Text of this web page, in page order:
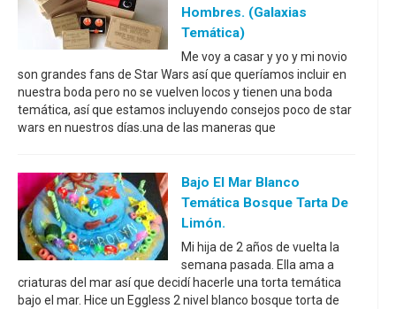
Hombres. (galaxias
Temática)
Me voy a casar y yo y mi novio
son grandes fans de Star Wars así que queríamos incluir en
nuestra boda pero no se vuelven locos y tienen una boda
temática, así que estamos incluyendo consejos poco de star
wars en nuestros días.una de las maneras que
Bajo El Mar Blanco
Temática Bosque Tarta De
Limón.
Mi hija de 2 años de vuelta la
semana pasada. Ella ama a
criaturas del mar así que decidí hacerle una torta temática
bajo el mar. Hice un Eggless 2 nivel blanco bosque torta de